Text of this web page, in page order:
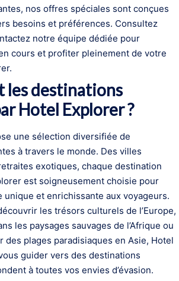
nos offres spéciales sont conçues
besoins et préférences. Consultez
notre équipe dédiée pour
cours et profiter pleinement de votre
les destinations
Hotel Explorer ?
une sélection diversifiée de
à travers le monde. Des villes
exotiques, chaque destination
est soigneusement choisie pour
et enrichissante aux voyageurs.
les trésors culturels de l’Europe,
les paysages sauvages de l’Afrique ou
des plages paradisiaques en Asie, Hotel
guider vers des destinations
à toutes vos envies d’évasion.